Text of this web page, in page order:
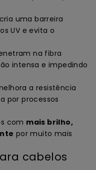
uma barreira
UV e evita o
na fibra
intensa e impedindo
a resistência
por processos
com mais brilho,
por muito mais
cabelos